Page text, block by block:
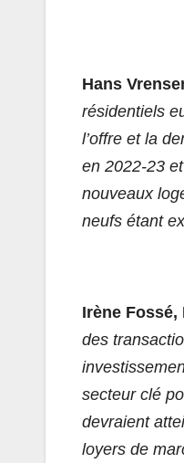
Hans
résidentiels
l’offre et la
en 2022-23
nouveaux
neufs étant
Irène
des
secteur clé
devraient
loyers de